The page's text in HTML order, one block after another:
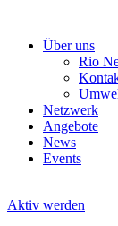
Über uns
Rio
Netzwerk
Angebote
News
Events
Aktiv werden